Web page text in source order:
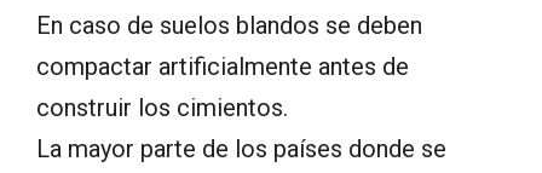
En caso de suelos blandos se deben
compactar artificialmente antes de
construir los cimientos.
La mayor parte de los países donde se